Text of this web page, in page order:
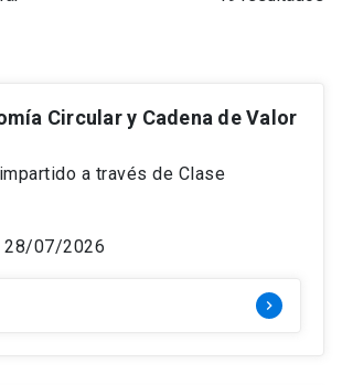
Innovación
Circular y Cadena de Valor
a través de Clase
28/07/2026
keyboard_arrow_right